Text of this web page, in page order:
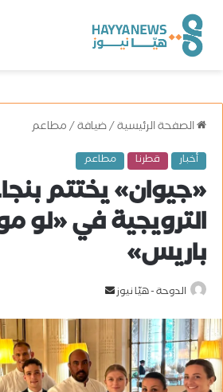
الصفحة الرئيسية/ضيافة/مطاعم
أخبار قطرنا مطاعم
«جيوان» يختتم
الترويجية في «لو
باريس»
الدوحة - هيّا نيوز
ل